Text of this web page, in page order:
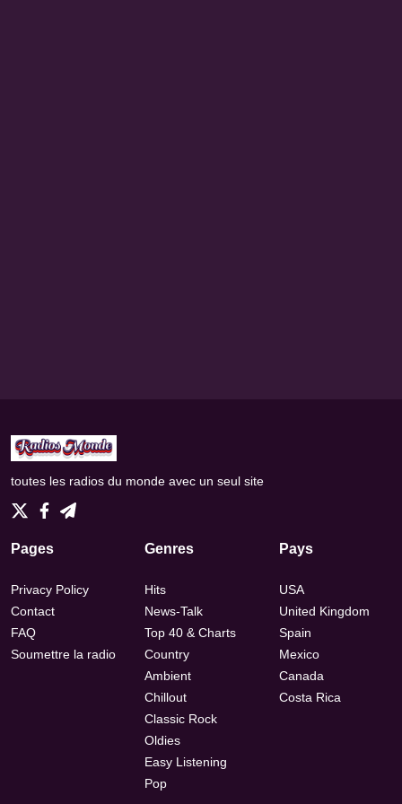
toutes les radios du monde avec un seul site
Pages
Privacy Policy
Contact
FAQ
Soumettre la radio
Genres
Hits
News-Talk
Top 40 & Charts
Country
Ambient
Chillout
Classic Rock
Oldies
Easy Listening
Pop
Pays
USA
United Kingdom
Spain
Mexico
Canada
Costa Rica